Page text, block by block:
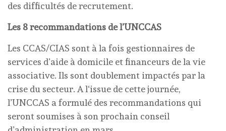
des difficultés de recrutement.
Les 8 recommandations de l’UNCCAS
Les CCAS/CIAS sont à la fois gestionnaires de
services d’aide à domicile et financeurs de la vie
associative. Ils sont doublement impactés par la
crise du secteur. A l‘issue de cette journée,
l’UNCCAS a formulé des recommandations qui
seront soumises à son prochain conseil